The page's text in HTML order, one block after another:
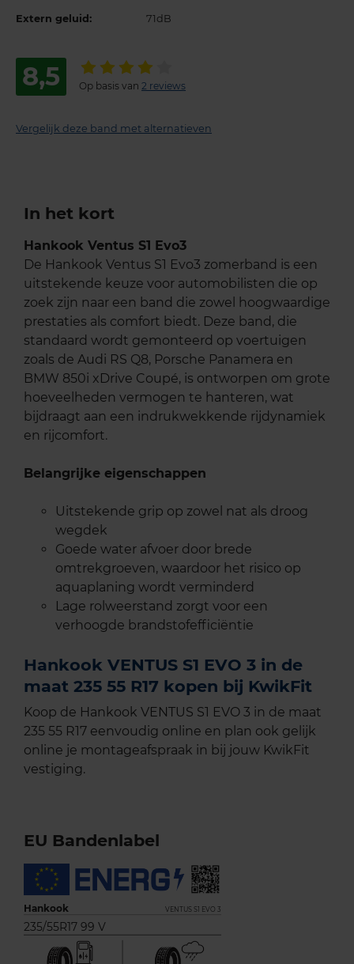
Extern geluid: 71dB
8,5 Op basis van 2 reviews
Vergelijk deze band met alternatieven
In het kort
Hankook Ventus S1 Evo3
De Hankook Ventus S1 Evo3 zomerband is een
uitstekende keuze voor automobilisten die op
zoek zijn naar een band die zowel hoogwaardige
prestaties als comfort biedt. Deze band, die
standaard wordt gemonteerd op voertuigen
zoals de Audi RS Q8, Porsche Panamera en
BMW 850i xDrive Coupé, is ontworpen om grote
hoeveelheden vermogen te hanteren, wat
bijdraagt aan een indrukwekkende rijdynamiek
en rijcomfort.
Belangrijke eigenschappen
Uitstekende grip op zowel nat als droog
wegdek
Goede water afvoer door brede
omtrekgroeven, waardoor het risico op
aquaplaning wordt verminderd
Lage rolweerstand zorgt voor een
verhoogde brandstofefficiëntie
Hankook VENTUS S1 EVO 3 in de
maat 235 55 R17 kopen bij KwikFit
Koop de Hankook VENTUS S1 EVO 3 in de maat
235 55 R17 eenvoudig online en plan ook gelijk
online je montageafspraak in bij jouw KwikFit
vestiging.
EU Bandenlabel
Hankook VENTUS S1 EVO 3
235/55R17 99 V